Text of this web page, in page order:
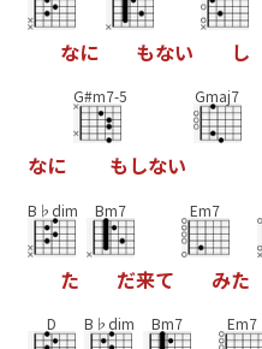
なに もない し
なに
G#m7-5
もしない
Gmaj7
B♭dim
た
Bm7
だ来て
Em7
みた
D B♭dim Bm7 Em7